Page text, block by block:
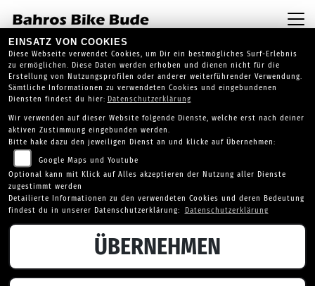
CAN-AM FAHRZEUGBESTAND
Can-Am auf Lager
EINSATZ VON COOKIES
Diese Webseite verwendet Cookies, um Dir ein bestmögliches Surf-Erlebnis
zu ermöglichen. Diese Daten werden erhoben und dienen nicht für die
Erstellung von Nutzungsprofilen oder anderer weiterführender Verwendung.
Sämtliche Informationen zu verwendeten Cookies und eingebundenen
Diensten findest du hier: Datenschutzerklärung
Wir verwenden auf dieser Website folgende Dienste, welche erst nach deiner
aktiven Zustimmung eingebunden werden.
Bitte hake dazu den jeweiligen Dienst an und klicke auf Übernehmen:
Google Maps und Youtube
Optional kann mit Klick auf Alles akzeptieren der Nutzung aller Dienste
zugestimmt werden
Detailierte Informationen zu den verwendeten Cookies und deren Bedeutung
findest du in unserer Datenschutzerklärung:
Datenschutzerklärung
ÜBERNEHMEN